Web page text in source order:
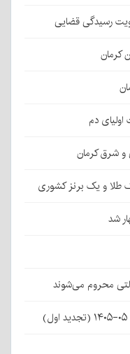
رسیدگی قضایی
کرمان
دم
شرق کرمان
و یک برنز کشوری
شد
محروم می‌شوند